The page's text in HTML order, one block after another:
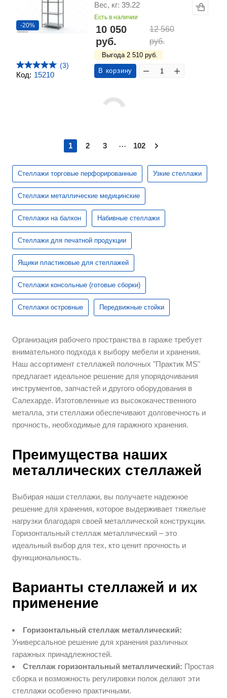
Код: 15210
-20%
(3)
Вес, кг: 39.22
Есть в наличии
10 050
руб.
12 560
руб.
Выгода 2 510 руб.
В корзину
1 2 3 ... 102
Стеллажи торговые перфорированные Узкие стеллажи
Стеллажи металлические медицинские
Стеллажи на балкон Набивные стеллажи
Стеллажи для печатной продукции
Ящики пластиковые для стеллажей
Стеллажи консольные (готовые сборки)
Стеллажи островные Передвижные стойки
Организация рабочего пространства в гараже требует
внимательного подхода к выбору мебели и хранения.
Наш ассортимент стеллажей полочных "Практик MS"
предлагает идеальное решение для упорядочивания
инструментов, запчастей и другого оборудования в
Салехарде. Изготовленные из высококачественного
металла, эти стеллажи обеспечивают долговечность и
прочность, необходимые для гаражного хранения.
Преимущества наших
металлических стеллажей
Выбирая наши стеллажи, вы получаете надежное
решение для хранения, которое выдерживает тяжелые
нагрузки благодаря своей металлической конструкции.
Горизонтальный стеллаж металлический – это
идеальный выбор для тех, кто ценит прочность и
функциональность.
Варианты стеллажей и их
применение
Горизонтальный стеллаж металлический:
Универсальное решение для хранения различных
гаражных принадлежностей.
Стеллаж горизонтальный металлический: Простая
сборка и возможность регулировки полок делают эти
стеллажи особенно практичными.